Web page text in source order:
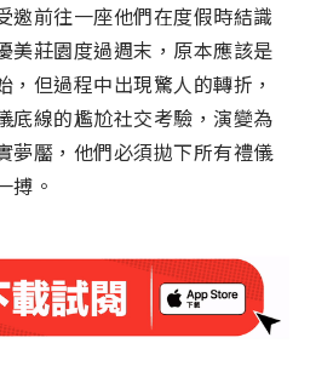
邀前往一座他們在度假時結識
美莊園度過週末，原本應該是
，但過程中出現驚人的轉折，
底線的尷尬社交考驗，演變為
夢靨，他們必須拋下所有禮儀
搏。